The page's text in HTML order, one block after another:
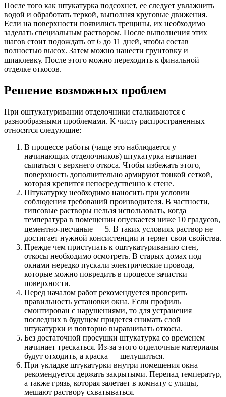
После того как штукатурка подсохнет, ее следует увлажнить
водой и обработать теркой, выполняя круговые движения.
Если на поверхности появились трещины, их необходимо
заделать специальным раствором. После выполнения этих
шагов стоит подождать от 6 до 11 дней, чтобы состав
полностью высох. Затем можно нанести грунтовку и
шпаклевку. После этого можно переходить к финальной
отделке откосов.
Решение возможных проблем
При оштукатуривании отделочники сталкиваются с
разнообразными проблемами. К числу распространенных
относятся следующие:
В процессе работы (чаще это наблюдается у
начинающих отделочников) штукатурка начинает
сыпаться с верхнего откоса. Чтобы избежать этого,
поверхность дополнительно армируют тонкой сеткой,
которая крепится непосредственно к стене.
Штукатурку необходимо наносить при условии
соблюдения требований производителя. В частности,
гипсовые растворы нельзя использовать, когда
температура в помещении опускается ниже 10 градусов,
цементно-песчаные — 5. В таких условиях раствор не
достигает нужной консистенции и теряет свои свойства.
Прежде чем приступать к оштукатуриванию стен,
откосы необходимо осмотреть. В старых домах под
окнами нередко пускали электрические провода,
которые можно повредить в процессе зачистки
поверхности.
Перед началом работ рекомендуется проверить
правильность установки окна. Если профиль
смонтирован с нарушениями, то для устранения
последних в будущем придется снимать слой
штукатурки и повторно выравнивать откосы.
Без достаточной просушки штукатурка со временем
начинает трескаться. Из-за этого отделочные материалы
будут отходить, а краска — шелушиться.
При укладке штукатурки внутри помещения окна
рекомендуется держать закрытыми. Перепад температур,
а также грязь, которая залетает в комнату с улицы,
мешают раствору схватываться.